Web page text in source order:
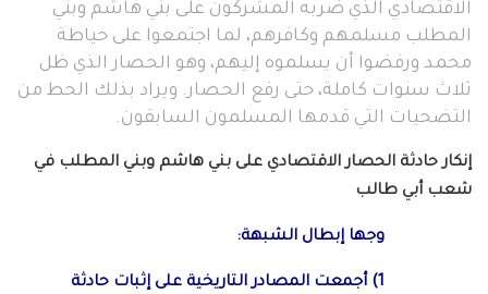
الاقتصادي الذي ضربه المشركون على بني هاشم وبني
المطلب مسلمهم وكافرهم، لما اجتمعوا على حياطة
محمد ورفضوا أن يسلموه إليهم، وهو الحصار الذي ظل
ثلاث سنوات كاملة، حتى رفع الحصار. ويراد بذلك الحط من
التضحيات التي قدمها المسلمون السابقون.
إنكار حادثة الحصار الاقتصادي على بني هاشم وبني المطلب في
شعب أبي طالب
وجها إبطال الشبهة:
1) أجمعت المصادر التاريخية على إثبات حادثة